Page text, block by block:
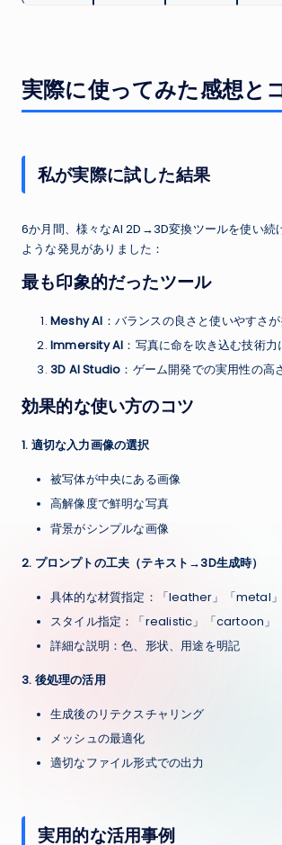
実際に使ってみた感想と
私が実際に試した結果
6か月間、様々なAI 2D→3D変換ツールを使い続
ような発見がありました：
最も印象的だったツール
Meshy AI ：バランスの良さと使いやすさ
Immersity AI ：写真に命を吹き込む技術力
3D AI Studio ：ゲーム開発での実用性の高
効果的な使い方のコツ
1. 適切な入力画像の選択
被写体が中央にある画像
高解像度で鮮明な写真
背景がシンプルな画像
2. プロンプトの工夫（テキスト→3D生成時）
具体的な材質指定：「leather」「metal
スタイル指定：「realistic」「cartoon」
詳細な説明：色、形状、用途を明記
3. 後処理の活用
生成後のリテクスチャリング
メッシュの最適化
適切なファイル形式での出力
実用的な活用事例